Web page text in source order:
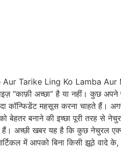
Tarike Ling Ko Lamba Aur
“काफ़ी अच्छा” है या नहीं। कुछ
कॉन्फिडेंट महसूस करना चाहते हैं।
बनाने की इच्छा पूरी तरह से
हैं। अच्छी खबर यह है कि कुछ नेचुरल
में आपको बिना किसी झूठे वादे